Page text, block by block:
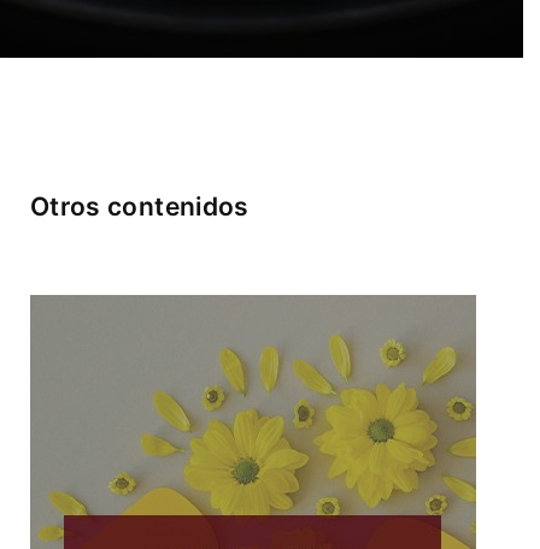
Otros contenidos